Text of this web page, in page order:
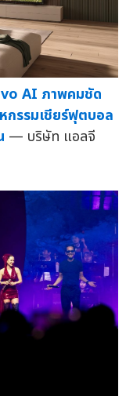
AI ภาพคมชัด
กรรมเชียร์ฟุตบอล
— บริษัท แอลจี